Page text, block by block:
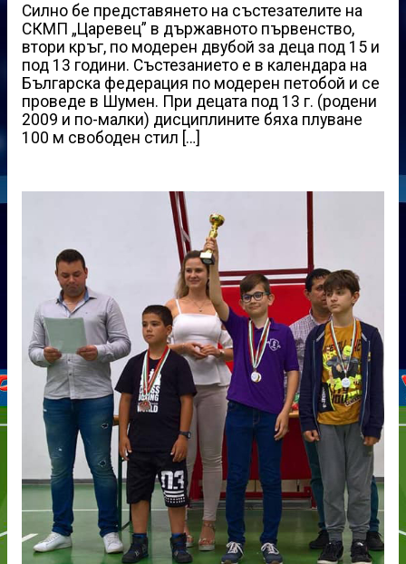
Силно бе представянето на състезателите на
СКМП „Царевец” в държавното първенство,
втори кръг, по модерен двубой за деца под 15 и
под 13 години. Състезанието е в календара на
Българска федерация по модерен петобой и се
проведе в Шумен. При децата под 13 г. (родени
2009 и по-малки) дисциплините бяха плуване
100 м свободен стил […]